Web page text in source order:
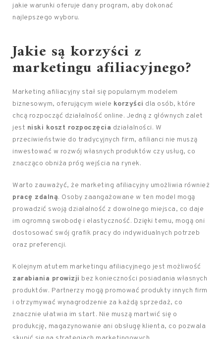
jakie warunki oferuje dany program, aby dokonać
najlepszego wyboru.
Jakie są korzyści z
marketingu afiliacyjnego?
Marketing afiliacyjny stał się popularnym modelem
biznesowym, oferującym wiele korzyści dla osób, które
chcą rozpocząć działalność online. Jedną z głównych zalet
jest niski koszt rozpoczęcia działalności. W
przeciwieństwie do tradycyjnych firm, afilianci nie muszą
inwestować w rozwój własnych produktów czy usług, co
znacząco obniża próg wejścia na rynek.
Warto zauważyć, że marketing afiliacyjny umożliwia również
pracę zdalną. Osoby zaangażowane w ten model mogą
prowadzić swoją działalność z dowolnego miejsca, co daje
im ogromną swobodę i elastyczność. Dzięki temu, mogą oni
dostosować swój grafik pracy do indywidualnych potrzeb
oraz preferencji.
Kolejnym atutem marketingu afiliacyjnego jest możliwość
zarabiania prowizji bez konieczności posiadania własnych
produktów. Partnerzy mogą promować produkty innych firm
i otrzymywać wynagrodzenie za każdą sprzedaż, co
znacznie ułatwia im start. Nie muszą martwić się o
produkcję, magazynowanie ani obsługę klienta, co pozwala